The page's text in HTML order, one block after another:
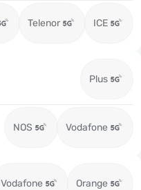
Telenor ICE
Plus
NOS Vodafone
Vodafone Orange